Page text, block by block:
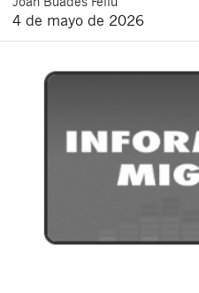
4 de mayo de 2026